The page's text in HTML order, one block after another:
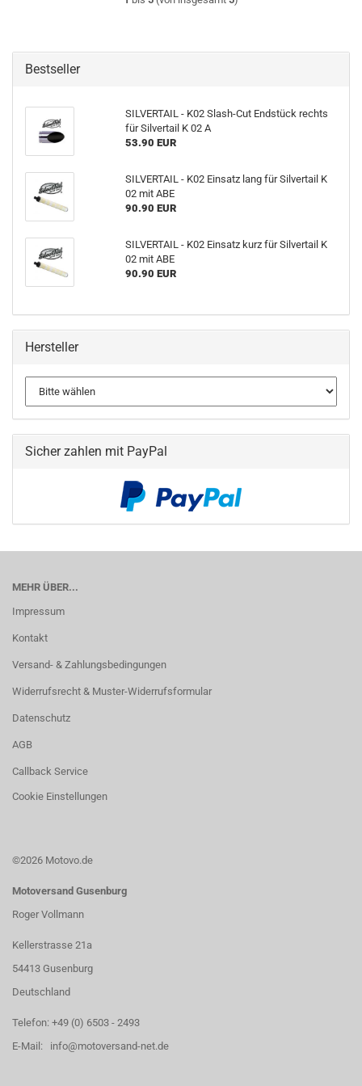
Bestseller
SILVERTAIL - K02 Slash-Cut Endstück rechts
für Silvertail K 02 A
53.90 EUR
SILVERTAIL - K02 Einsatz lang für Silvertail K
02 mit ABE
90.90 EUR
SILVERTAIL - K02 Einsatz kurz für Silvertail K
02 mit ABE
90.90 EUR
Hersteller
Sicher zahlen mit PayPal
MEHR ÜBER...
Impressum
Kontakt
Versand- & Zahlungsbedingungen
Widerrufsrecht & Muster-Widerrufsformular
Datenschutz
AGB
Callback Service
Cookie Einstellungen
©2026 Motovo.de
Motoversand Gusenburg
Roger Vollmann
Kellerstrasse 21a
54413 Gusenburg
Deutschland
Telefon: +49 (0) 6503 - 2493
E-Mail: info@motoversand-net.de